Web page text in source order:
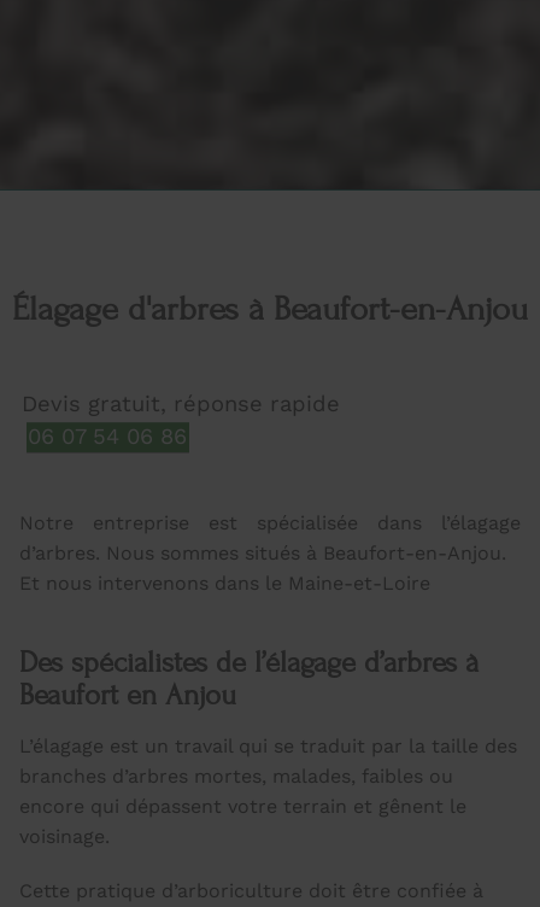
Élagage d'arbres à Beaufort-en-Anjou
Devis gratuit, réponse rapide
06 07 54 06 86
Notre entreprise est spécialisée dans l’élagage
d’arbres. Nous sommes situés à Beaufort-en-Anjou.
Et nous intervenons dans le Maine-et-Loire
Des spécialistes de l’élagage d’arbres à
Beaufort en Anjou
L’élagage est un travail qui se traduit par la taille des
branches d’arbres mortes, malades, faibles ou
encore qui dépassent votre terrain et gênent le
voisinage.
Cette pratique d’arboriculture doit être confiée à